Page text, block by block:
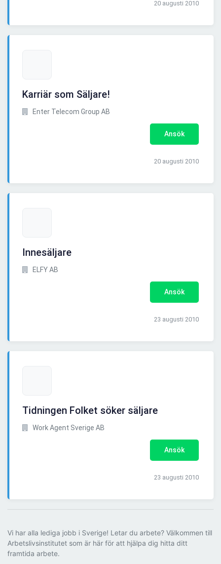
20 augusti 2010
Karriär som Säljare!
Enter Telecom Group AB
Ansök
20 augusti 2010
Innesäljare
ELFY AB
Ansök
23 augusti 2010
Tidningen Folket söker säljare
Work Agent Sverige AB
Ansök
23 augusti 2010
Vi har alla lediga jobb i Sverige! Letar du arbete? Välkommen till
Arbetslivsinstitutet som är här för att hjälpa dig hitta ditt
framtida arbete.